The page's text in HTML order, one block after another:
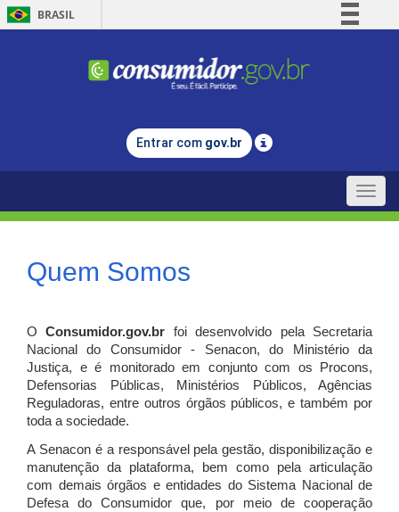
BRASIL
Comunica BR
Legislação
Entrar com gov.br
Toggle
Quem Somos
OConsumidor.gov.br
foi desenvolvido pela Secretaria
Nacional do Consumidor - Senacon, do Ministério da
Justiça, e é monitorado em conjunto com os Procons,
Defensorias Públicas, Ministérios Públicos, Agências
Reguladoras, entre outros órgãos públicos, e também por
toda a sociedade.
A Senacon é a responsável pela gestão, disponibilização e
manutenção da plataforma, bem como pela articulação
com demais órgãos e entidades do Sistema Nacional de
Defesa do Consumidor que, por meio de cooperação